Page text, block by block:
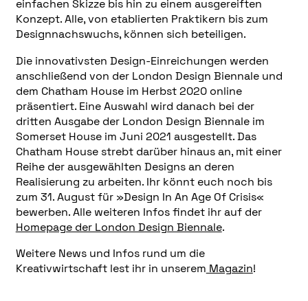
einfachen Skizze bis hin zu einem ausgereiften
Konzept. Alle, von etablierten Praktikern bis zum
Designnachswuchs, können sich beteiligen.
Die innovativsten Design-Einreichungen werden
anschließend von der London Design Biennale und
dem Chatham House im Herbst 2020 online
präsentiert. Eine Auswahl wird danach bei der
dritten Ausgabe der London Design Biennale im
Somerset House im Juni 2021 ausgestellt. Das
Chatham House strebt darüber hinaus an, mit einer
Reihe der ausgewählten Designs an deren
Realisierung zu arbeiten. Ihr könnt euch noch bis
zum 31. August für »Design In An Age Of Crisis«
bewerben. Alle weiteren Infos findet ihr auf der
Homepage der London Design Biennale.
Weitere News und Infos rund um die
Kreativwirtschaft lest ihr in unserem Magazin!